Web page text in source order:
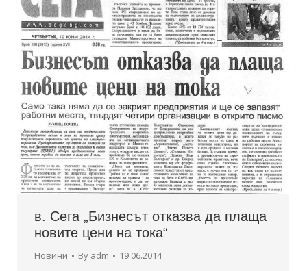
в. Сега „Бизнесът отказва да плаща
новите цени на тока“
Новини By adm 19.06.2014